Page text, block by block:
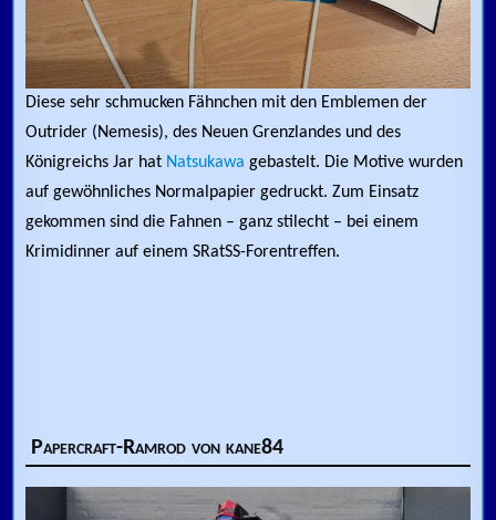
Diese sehr schmucken Fähnchen mit den Emblemen der
Outrider (Nemesis), des Neuen Grenzlandes und des
Königreichs Jar hat Natsukawa gebastelt. Die Motive wurden
auf gewöhnliches Normalpapier gedruckt. Zum Einsatz
gekommen sind die Fahnen – ganz stilecht – bei einem
Krimidinner auf einem SRatSS-Forentreffen.
Papercraft-Ramrod von kane84